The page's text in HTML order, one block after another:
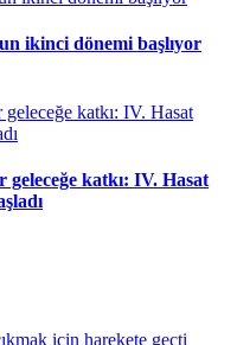
ikinci dönemi başlıyor
katkı: IV. Hasat